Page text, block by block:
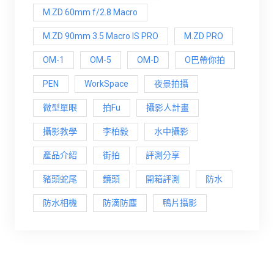
M.ZD 60mm f/2.8 Macro
M.ZD 90mm 3.5 Macro IS PRO M.ZD PRO
OM-1 OM-5 OM-D O巴帶你拍
PEN WorkSpace 夜景拍攝
微型單眼 拍Fu 攝影人計畫
攝影教學 李柏毅 水中攝影
產品介紹 街拍 評測分享
豬頭蛇尾 鏡頭 開箱評測 防水
防水相機 防滴防塵 鴨片攝影